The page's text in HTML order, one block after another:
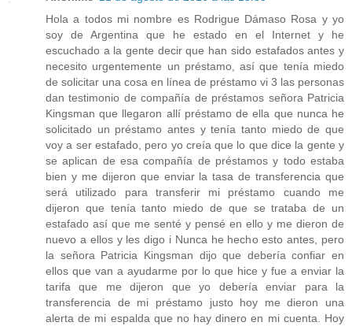
Hola a todos mi nombre es Rodrigue Dámaso Rosa y yo
soy de Argentina que he estado en el Internet y he
escuchado a la gente decir que han sido estafados antes y
necesito urgentemente un préstamo, así que tenía miedo
de solicitar una cosa en línea de préstamo vi 3 las personas
dan testimonio de compañía de préstamos señora Patricia
Kingsman que llegaron allí préstamo de ella que nunca he
solicitado un préstamo antes y tenía tanto miedo de que
voy a ser estafado, pero yo creía que lo que dice la gente y
se aplican de esa compañía de préstamos y todo estaba
bien y me dijeron que enviar la tasa de transferencia que
será utilizado para transferir mi préstamo cuando me
dijeron que tenía tanto miedo de que se trataba de un
estafado así que me senté y pensé en ello y me dieron de
nuevo a ellos y les digo i Nunca he hecho esto antes, pero
la señora Patricia Kingsman dijo que debería confiar en
ellos que van a ayudarme por lo que hice y fue a enviar la
tarifa que me dijeron que yo debería enviar para la
transferencia de mi préstamo justo hoy me dieron una
alerta de mi espalda que no hay dinero en mi cuenta. Hoy